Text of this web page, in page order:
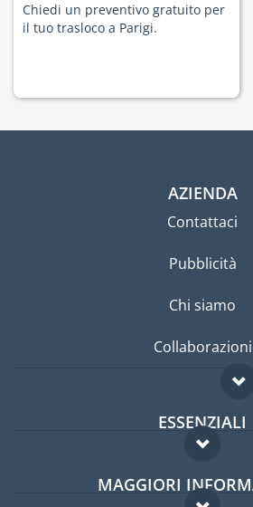
Chiedi un preventivo gratuito per
il tuo trasloco a Parigi.
AZIENDA
Contattaci
Pubblicità
Chi siamo
Collaborazioni
ESSENZIALI
Forum per expat
Guida per
MAGGIORI